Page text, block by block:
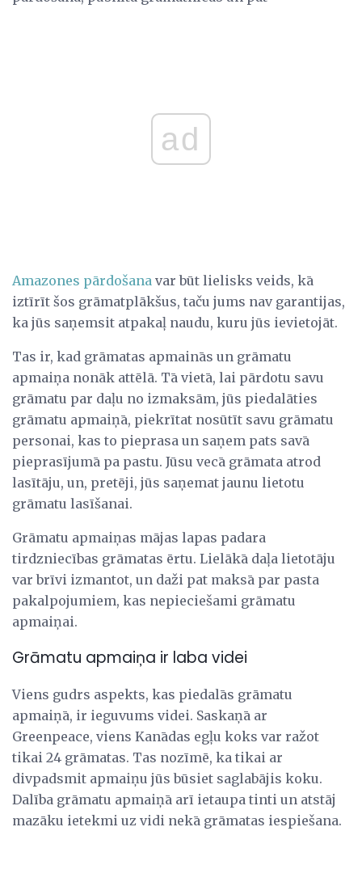
ad
Amazones pārdošana var būt lielisks veids, kā
iztīrīt šos grāmatplākšus, taču jums nav garantijas,
ka jūs saņemsit atpakaļ naudu, kuru jūs ievietojāt.
Tas ir, kad grāmatas apmainās un grāmatu
apmaiņa nonāk attēlā. Tā vietā, lai pārdotu savu
grāmatu par daļu no izmaksām, jūs piedalāties
grāmatu apmaiņā, piekrītat nosūtīt savu grāmatu
personai, kas to pieprasa un saņem pats savā
pieprasījumā pa pastu. Jūsu vecā grāmata atrod
lasītāju, un, pretēji, jūs saņemat jaunu lietotu
grāmatu lasīšanai.
Grāmatu apmaiņas mājas lapas padara
tirdzniecības grāmatas ērtu. Lielākā daļa lietotāju
var brīvi izmantot, un daži pat maksā par pasta
pakalpojumiem, kas nepieciešami grāmatu
apmaiņai.
Grāmatu apmaiņa ir laba videi
Viens gudrs aspekts, kas piedalās grāmatu
apmaiņā, ir ieguvums videi. Saskaņā ar
Greenpeace, viens Kanādas egļu koks var ražot
tikai 24 grāmatas. Tas nozīmē, ka tikai ar
divpadsmit apmaiņu jūs būsiet saglabājis koku.
Dalība grāmatu apmaiņā arī ietaupa tinti un atstāj
mazāku ietekmi uz vidi nekā grāmatas iespiešana.